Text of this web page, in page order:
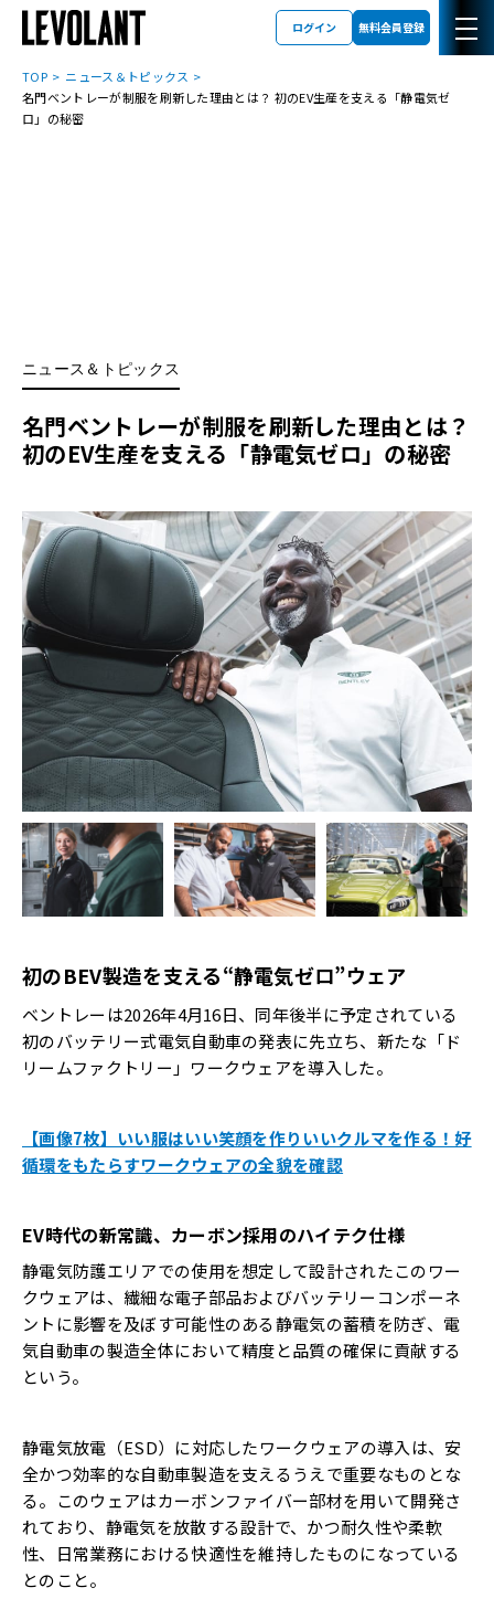
ログイン 無料会員登録
TOP
ニュース＆トピックス
名門ベントレーが制服を刷新した理由とは？ 初のEV生産を支える「静電気ゼ
ロ」の秘密
ニュース＆トピックス
名門ベントレーが制服を刷新した理由とは？
初のEV生産を支える「静電気ゼロ」の秘密
初のBEV製造を支える“静電気ゼロ”ウェア
ベントレーは2026年4月16日、同年後半に予定されている
初のバッテリー式電気自動車の発表に先立ち、新たな「ド
リームファクトリー」ワークウェアを導入した。
【画像7枚】いい服はいい笑顔を作りいいクルマを作る！好
循環をもたらすワークウェアの全貌を確認
EV時代の新常識、カーボン採用のハイテク仕様
静電気防護エリアでの使用を想定して設計されたこのワー
クウェアは、繊細な電子部品およびバッテリーコンポーネ
ントに影響を及ぼす可能性のある静電気の蓄積を防ぎ、電
気自動車の製造全体において精度と品質の確保に貢献する
という。
静電気放電（ESD）に対応したワークウェアの導入は、安
全かつ効率的な自動車製造を支えるうえで重要なものとな
る。このウェアはカーボンファイバー部材を用いて開発さ
れており、静電気を放散する設計で、かつ耐久性や柔軟
性、日常業務における快適性を維持したものになっている
とのこと。